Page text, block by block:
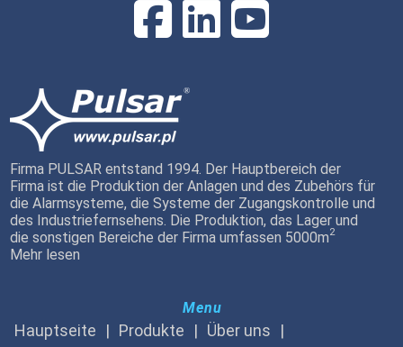
Firma PULSAR entstand 1994. Der Hauptbereich der
Firma ist die Produktion der Anlagen und des Zubehörs für
die Alarmsysteme, die Systeme der Zugangskontrolle und
des Industriefernsehens. Die Produktion, das Lager und
die sonstigen Bereiche der Firma umfassen 5000m2
Mehr lesen
Menu
Hauptseite Produkte
Über uns